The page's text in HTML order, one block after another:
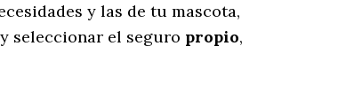
y las de tu mascota,
seleccionar el seguro propio,